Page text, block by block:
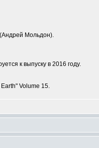
Мольдон).
к выпуску в 2016 году.
Volume 15.